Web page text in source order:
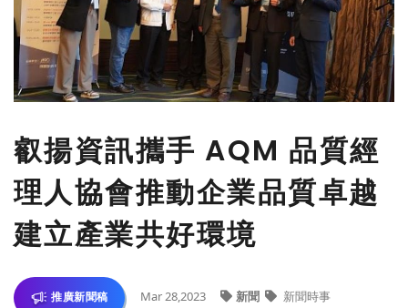
叡揚資訊攜手 AQM 品質經
理人協會推動企業品質卓越
建立產業共好環境
推廣新聞稿 Mar 28,2023 新聞 新聞時事